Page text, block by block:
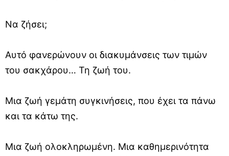
Να ζήσει;
Αυτό φανερώνουν οι διακυμάνσεις των τιμών
του σακχάρου… Τη ζωή του.
Μια ζωή γεμάτη συγκινήσεις, που έχει τα πάνω
και τα κάτω της.
Μια ζωή ολοκληρωμένη. Μια καθημερινότητα